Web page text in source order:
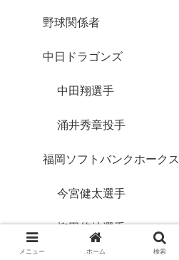
野球関係者
中日ドラゴンズ
中田翔選手
涌井秀章投手
福岡ソフトバンクホークス
今宮健太選手
柳田悠岐選手
メニュー ホーム 検索